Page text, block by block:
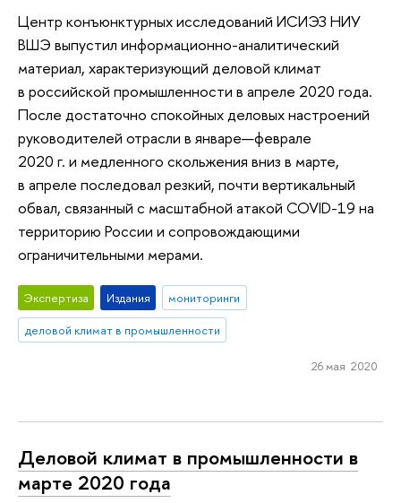
Центр конъюнктурных исследований ИСИЭЗ НИУ
ВШЭ выпустил информационно-аналитический
материал, характеризующий деловой климат
в российской промышленности в апреле 2020 года.
После достаточно спокойных деловых настроений
руководителей отрасли в январе—феврале
2020 г. и медленного скольжения вниз в марте,
в апреле последовал резкий, почти вертикальный
обвал, связанный с масштабной атакой COVID-19 на
территорию России и сопровождающими
ограничительными мерами.
Экспертиза Издания
мониторинги
деловой климат в промышленности
26 мая 2020
Деловой климат в промышленности в
марте 2020 года